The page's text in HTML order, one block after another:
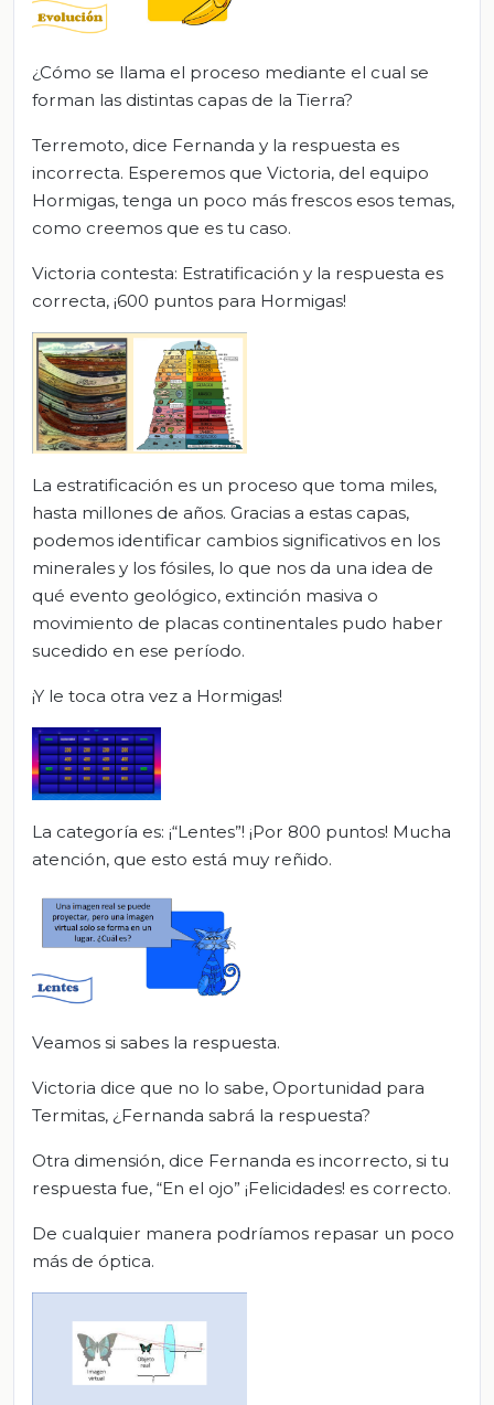
¿Cómo se llama el proceso mediante el cual se
forman las distintas capas de la Tierra?
Terremoto, dice Fernanda y la respuesta es
incorrecta. Esperemos que Victoria, del equipo
Hormigas, tenga un poco más frescos esos temas,
como creemos que es tu caso.
Victoria contesta: Estratificación y la respuesta es
correcta, ¡600 puntos para Hormigas!
La estratificación es un proceso que toma miles,
hasta millones de años. Gracias a estas capas,
podemos identificar cambios significativos en los
minerales y los fósiles, lo que nos da una idea de
qué evento geológico, extinción masiva o
movimiento de placas continentales pudo haber
sucedido en ese período.
¡Y le toca otra vez a Hormigas!
La categoría es: ¡“Lentes”! ¡Por 800 puntos! Mucha
atención, que esto está muy reñido.
Veamos si sabes la respuesta.
Victoria dice que no lo sabe, Oportunidad para
Termitas, ¿Fernanda sabrá la respuesta?
Otra dimensión, dice Fernanda es incorrecto, si tu
respuesta fue, “En el ojo” ¡Felicidades! es correcto.
De cualquier manera podríamos repasar un poco
más de óptica.